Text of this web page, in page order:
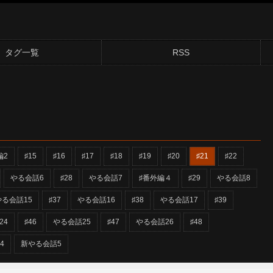
タグ一覧 RSS
2 ♯15 ♯16 ♯17 ♯18 ♯19 ♯20 ♯21 ♯22
やる会話6 ♯28 やる会話7 ♯番外編４ ♯29 やる会話8
る会話15 ♯37 やる会話16 ♯38 やる会話17 ♯39
♯46 やる会話25 ♯47 やる会話26 ♯48
新やる会話5